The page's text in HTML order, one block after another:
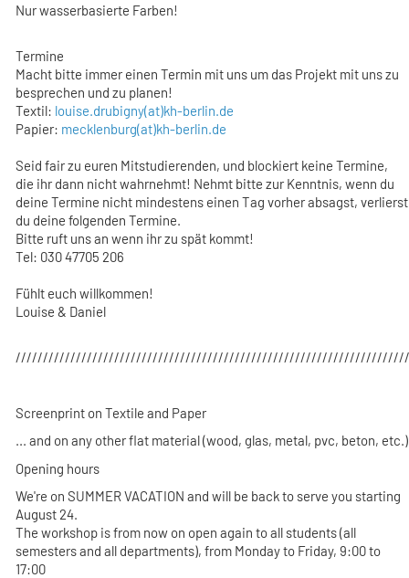
Nur wasserbasierte Farben!
Termine
Macht bitte immer einen Termin mit uns um das Projekt mit uns zu
besprechen und zu planen!
Textil: louise.drubigny(at)kh-berlin.de
Papier: mecklenburg(at)kh-berlin.de
Seid fair zu euren Mitstudierenden, und blockiert keine Termine,
die ihr dann nicht wahrnehmt! Nehmt bitte zur Kenntnis, wenn du
deine Termine nicht mindestens einen Tag vorher absagst, verlierst
du deine folgenden Termine.
Bitte ruft uns an wenn ihr zu spät kommt!
Tel: 030 47705 206
Fühlt euch willkommen!
Louise & Daniel
Screenprint on Textile and Paper
... and on any other flat material (wood, glas, metal, pvc, beton, etc.)
Opening hours
We're on SUMMER VACATION and will be back to serve you starting
August 24.
The workshop is from now on open again to all students (all
semesters and all departments), from Monday to Friday, 9:00 to
17:00